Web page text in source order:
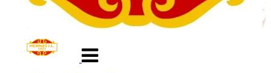
navigasjon